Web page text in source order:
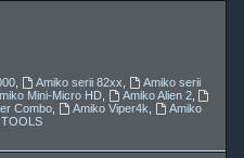
, Amiko serii 82xx
Amiko serii
Mini-Micro HD, Amiko Alien 2,
Combo, Amiko Viper4k
Amiko